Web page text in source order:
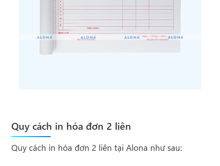
Quy cách in hóa đơn 2 liên
Quy cách in hóa đơn 2 liên tại Alona như sau: